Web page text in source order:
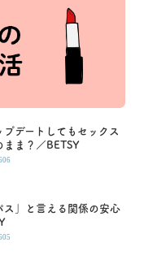
プデートしてもセックス
まま？／BETSY
ス」と言える関係の安心